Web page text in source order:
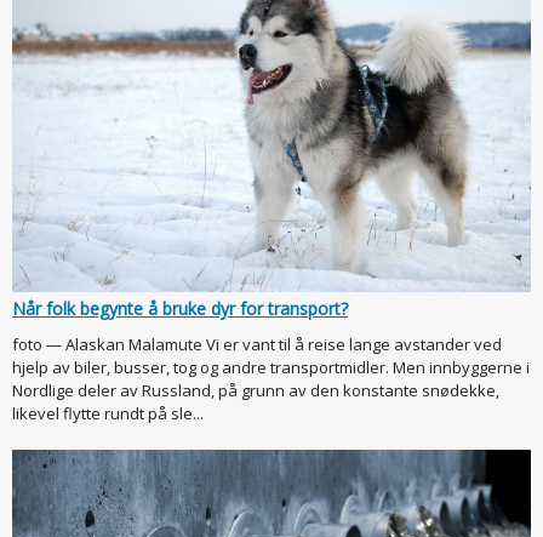
Når folk begynte å bruke dyr for transport?
foto — Alaskan Malamute Vi er vant til å reise lange avstander ved
hjelp av biler, busser, tog og andre transportmidler. Men innbyggerne i
Nordlige deler av Russland, på grunn av den konstante snødekke,
likevel flytte rundt på sle...